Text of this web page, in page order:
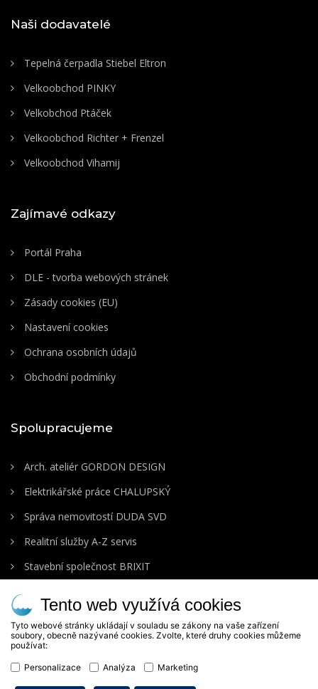
Naši dodavatelé
Tepelná čerpadla Stiebel Eltron
Velkoobchod PINKY
Velkobchod Ptáček
Velkoobchod Richter + Frenzel
Velkoobchod Vihamij
Zajímavé odkazy
Portál Praha
DLE - tvorba webových stránek
Zásady cookies (EU)
Nastavení cookies
Ochrana osobních údajů
Obchodní podmínky
Spolupracujeme
Arch. ateliér GORDON DESIGN
Elektrikářské práce CHALUPSKÝ
Správa nemovitostí DUDA SVD
Realitní služby A-Z servis
Stavební společnost BRIXIT
Tento web využívá cookies
Tyto webové stránky ukládají v souladu se zákony na vaše zařízení
soubory, obecně nazývané cookies. Zvolte, které druhy cookies můžeme
používat:
Personalizace Analýza Marketing